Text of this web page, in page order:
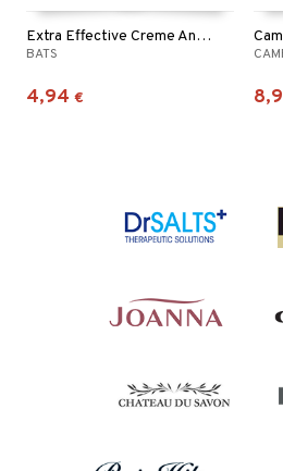
Extra Effective Creme Antiperspirant Hands Feet
BATS
4,94 €